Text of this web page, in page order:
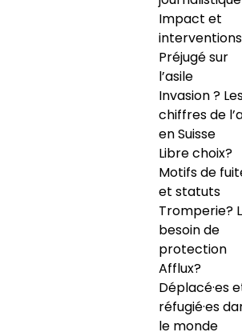
Impact et
interventions
Préjugé sur
l’asile
Invasion ?
chiffres de
en Suisse
Libre choix?
Motifs de
et statuts
Tromperie?
besoin de
protection
Afflux?
Déplacé·es
réfugié·es
le monde